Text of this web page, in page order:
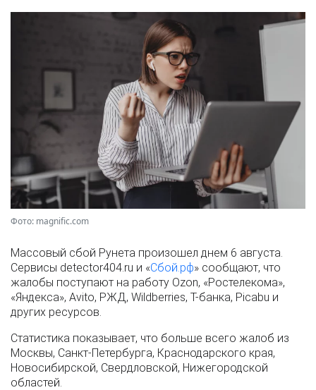
Фото: magnific.com
Массовый сбой Рунета произошел днем 6 августа.
Сервисы detector404.ru и «Сбой.рф» сообщают, что
жалобы поступают на работу Ozon, «Ростелекома»,
«Яндекса», Avito, РЖД, Wildberries, Т-банка, Picabu и
других ресурсов.
Статистика показывает, что больше всего жалоб из
Москвы, Санкт-Петербурга, Краснодарского края,
Новосибирской, Свердловской, Нижегородской
областей.